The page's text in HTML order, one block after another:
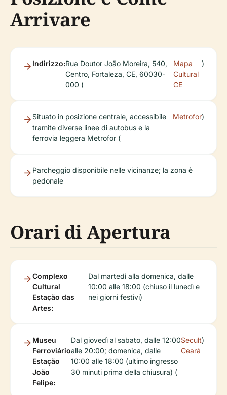
Arrivare
Indirizzo:Rua Doutor João Moreira, 540,
Centro, Fortaleza, CE, 60030-
000 (
Mapa
Cultural
CE
)
Situato in posizione centrale, accessibile
tramite diverse linee di autobus e la
ferrovia leggera Metrofor (
Metrofor)
Parcheggio disponibile nelle vicinanze; la zona è
pedonale
Orari di Apertura
Complexo
Cultural
Estação das
Artes:
Dal martedì alla domenica, dalle
10:00 alle 18:00 (chiuso il lunedì e
nei giorni festivi)
Museu
Ferroviário
Estação
João
Felipe:
Dal giovedì al sabato, dalle 12:00
alle 20:00; domenica, dalle
10:00 alle 18:00 (ultimo ingresso
30 minuti prima della chiusura) (
Secult
Ceará
)